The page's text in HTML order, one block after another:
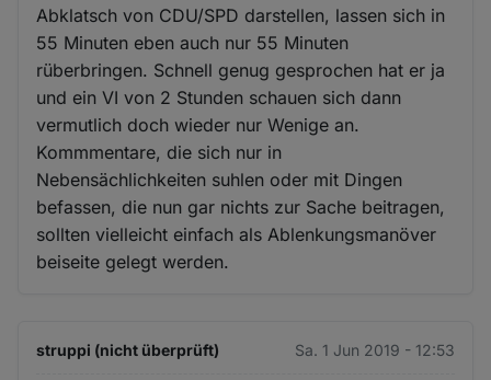
Abklatsch von CDU/SPD darstellen, lassen sich in
55 Minuten eben auch nur 55 Minuten
rüberbringen. Schnell genug gesprochen hat er ja
und ein VI von 2 Stunden schauen sich dann
vermutlich doch wieder nur Wenige an.
Kommmentare, die sich nur in
Nebensächlichkeiten suhlen oder mit Dingen
befassen, die nun gar nichts zur Sache beitragen,
sollten vielleicht einfach als Ablenkungsmanöver
beiseite gelegt werden.
struppi (nicht überprüft) Sa. 1 Jun 2019 - 12:53